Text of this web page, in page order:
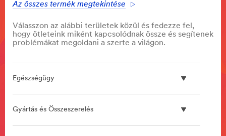
Az összes termék megtekintése
Válasszon az alábbi területek közül és fedezze fel,
hogy ötleteink miként kapcsolódnak össze és segítenek
problémákat megoldani a szerte a világon.
Egészségügy
Gyártás és Összeszerelés